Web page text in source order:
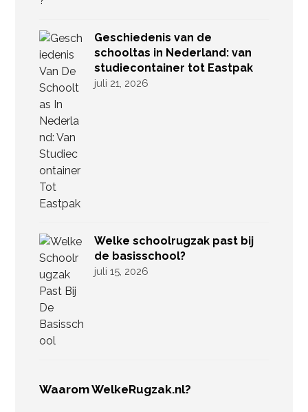
Geschiedenis van de
schooltas in Nederland: van
studiecontainer tot Eastpak
juli 21, 2026
Welke schoolrugzak past bij
de basisschool?
juli 15, 2026
Waarom WelkeRugzak.nl?